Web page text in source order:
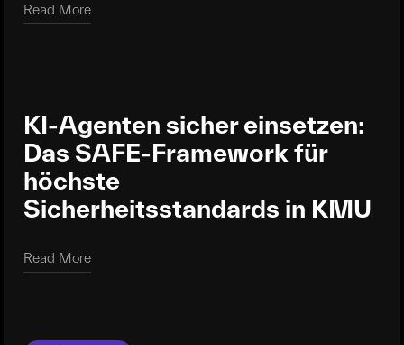
Read More
Read More
KI-Agenten sicher einsetzen:
Das SAFE-Framework für
höchste
Sicherheitsstandards in KMU
Read More
Read More